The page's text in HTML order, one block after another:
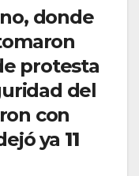
donde
protesta
del
con
ya 11